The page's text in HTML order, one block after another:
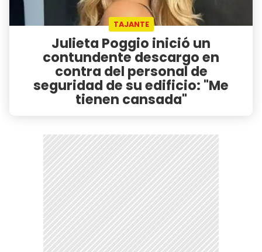
TAJANTE
Julieta Poggio inició un
contundente descargo en
contra del personal de
seguridad de su edificio: "Me
tienen cansada"